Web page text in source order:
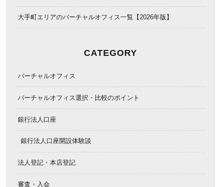
大手町エリアのバーチャルオフィス一覧【2026年版】
CATEGORY
バーチャルオフィス
バーチャルオフィス選択・比較のポイント
銀行法人口座
銀行法人口座開設体験談
法人登記・本店登記
審査・入会